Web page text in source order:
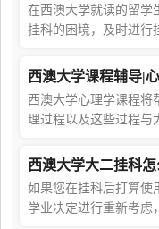
在西澳大学就读的留学
挂科的困境，及时进行
的证据准备和申诉策略
西澳大学课程辅导|
西澳大学心理学课程将
理过程以及这些过程与
懂教授上课所讲的内容
西澳大学大二挂科怎
如果您在挂科后打算使
学业决定进行重新考虑